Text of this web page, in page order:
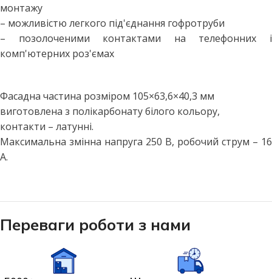
монтажу
– можливістю легкого під'єднання гофротруби
– позолоченими контактами на телефонних і
комп'ютерних роз'ємах
Фасадна частина розміром 105×63,6×40,3 мм
виготовлена з полікарбонату білого кольору,
контакти – латунні.
Максимальна змінна напруга 250 В, робочий струм – 16
А.
Переваги роботи з нами